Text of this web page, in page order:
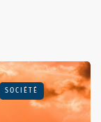
SOCIÉTÉ